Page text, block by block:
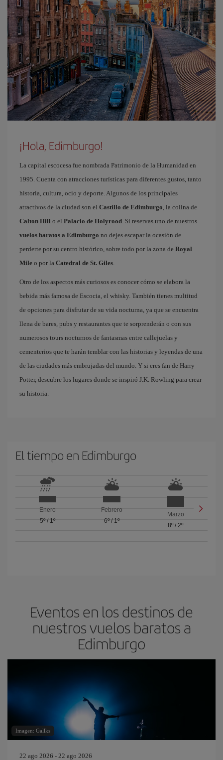
¡Hola, Edimburgo!
La capital escocesa fue nombrada Patrimonio de la Humanidad en
1995. Cuenta con atracciones turísticas para diferentes gustos, tanto
historia, cultura, ocio y deporte. Algunos de los principales
atractivos de la ciudad son el Castillo de Edimburgo, la colina de
Calton Hill o el Palacio de Holyrood. Si reservas uno de nuestros
vuelos baratos a Edimburgo no dejes escapar la ocasión de
perderte por su centro histórico, sobre todo por la zona de Royal
Mile o por la Catedral de St. Giles.
Otro de los aspectos más curiosos es conocer cómo se elabora la
bebida más famosa de Escocia, el whisky. También tienes multitud
de opciones para disfrutar de su vida nocturna, ya que se encuentra
llena de bares, pubs y restaurantes que te sorprenderán o con sus
numerosos tours nocturnos de fantasmas entre callejuelas y
cementerios que te harán temblar con las historias y leyendas de una
de las ciudades más embrujadas del mundo. Y si eres fan de Harry
Potter, descubre los lugares donde se inspiró J.K. Rowling para crear
su historia.
El tiempo en Edimburgo
Enero
5º/ 1º
Febrero
6º/ 1º
Marzo
8º /2º
Eventos en los destinos de
nuestros vuelos baratos a
Edimburgo
Imagen: Gallks
22 ago 2026 - 22 ago 2026